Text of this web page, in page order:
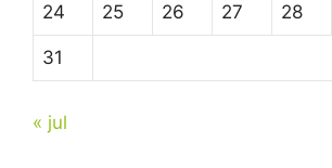
24 25 26 27 28
31
« jul